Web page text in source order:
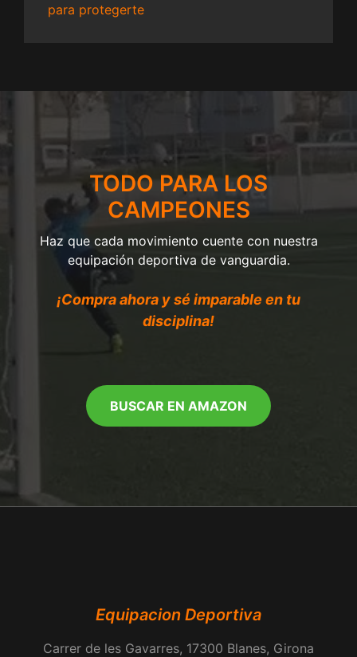
para protegerte
TODO PARA LOS
CAMPEONES
Haz que cada movimiento cuente con nuestra
equipación deportiva de vanguardia.
¡Compra ahora y sé imparable en tu
disciplina!
BUSCAR EN AMAZON
Equipacion Deportiva
Carrer de les Gavarres, 17300 Blanes, Girona